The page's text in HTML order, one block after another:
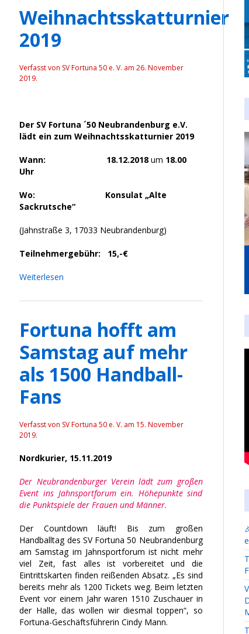
Weihnachtsskatturnier
2019
Verfasst von SV Fortuna 50 e. V. am26. November
2019.
Der SV Fortuna ´50 Neubrandenburg e.V.
lädt ein zum Weihnachtsskatturnier 2019
Wann: 18.12.2018um 18.00
Uhr
Wo:
Konsulat „Alte
Sackrutsche“
(Jahnstraße 3, 17033 Neubrandenburg)
Teilnehmergebühr: 15,-€
Weiterlesen
Fortuna hofft am
Samstag auf mehr
als 1500 Handball-
Fans
Verfasst von SV Fortuna 50 e. V. am 15. November
2019.
Nordkurier, 15.11.2019
Der Neubrandenburger Verein lädt zum großen
Event ins Jahnsportforum ein. Höhepunkte sind
die Punktspiele der Frauen und Männer.
Der Countdown läuft! Bis zum großen
Handballtag des SV Fortuna 50 Neubrandenburg
am Samstag im Jahnsportforum ist nicht mehr
viel Zeit, fast alles ist vorbereitet und die
Eintrittskarten finden reißenden Absatz. „Es sind
bereits mehr als 1200 Tickets weg. Beim letzten
Event vor einem Jahr waren 1510 Zuschauer in
der Halle, das wollen wir diesmal toppen“, so
Fortuna-Geschäftsführerin Cindy Mann.